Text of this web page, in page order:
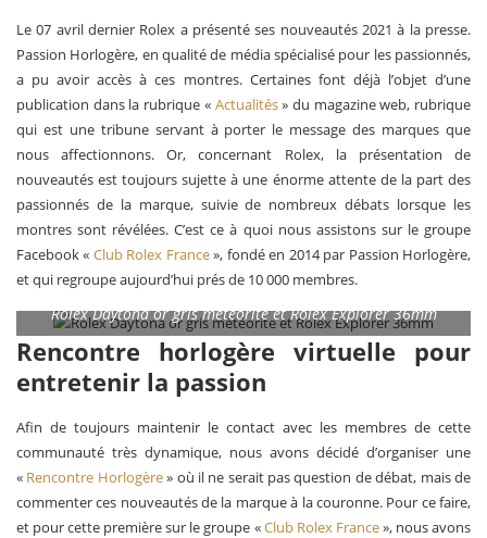
Le 07 avril dernier Rolex a présenté ses nouveautés 2021 à la presse.
Passion Horlogère, en qualité de média spécialisé pour les passionnés,
a pu avoir accès à ces montres. Certaines font déjà l’objet d’une
publication dans la rubrique « Actualités» du magazine web, rubrique
qui est une tribune servant à porter le message des marques que
nous affectionnons. Or, concernant Rolex, la présentation de
nouveautés est toujours sujette à une énorme attente de la part des
passionnés de la marque, suivie de nombreux débats lorsque les
montres sont révélées. C’est ce à quoi nous assistons sur le groupe
Facebook « Club Rolex France», fondé en 2014 par Passion Horlogère,
et qui regroupe aujourd’hui prés de 10 000 membres.
Rolex Daytona or gris météorite et Rolex Explorer 36mm
Rencontre horlogère virtuelle pour
entretenir la passion
Afin de toujours maintenir le contact avec les membres de cette
communauté très dynamique, nous avons décidé d’organiser une
« Rencontre Horlogère» où il ne serait pas question de débat, mais de
commenter ces nouveautés de la marque à la couronne. Pour ce faire,
et pour cette première sur le groupe «Club Rolex France», nous avons